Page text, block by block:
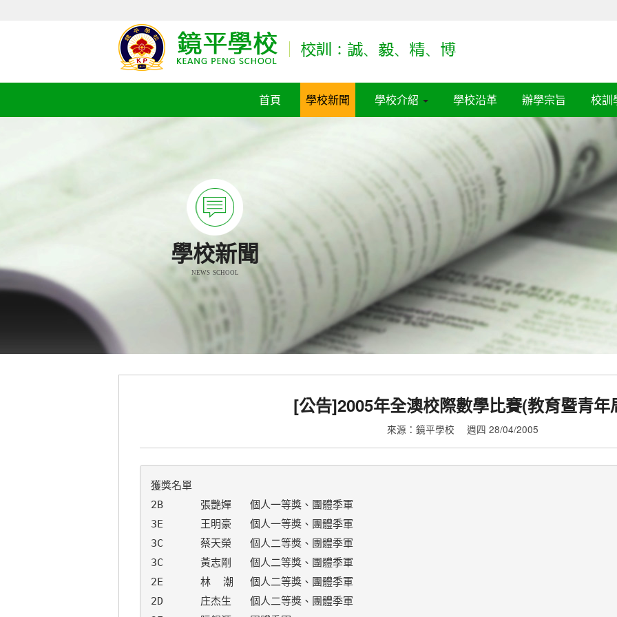
首頁 學校新聞 學校介紹 學校沿革 辦學宗旨 校訓
學校新聞
NEWS SCHOOL
[公告]2005年全澳校際數學比賽(教育暨青年
來源：鏡平學校 週四 28/04/2005
獲獎名單
2B	張艷嬋	個人一等獎、團體季軍
3E	王明豪	個人一等獎、團體季軍
3C	蔡天榮	個人二等獎、團體季軍
3C	黃志剛	個人二等獎、團體季軍
2E	林  潮	個人二等獎、團體季軍
2D	庄杰生	個人二等獎、團體季軍